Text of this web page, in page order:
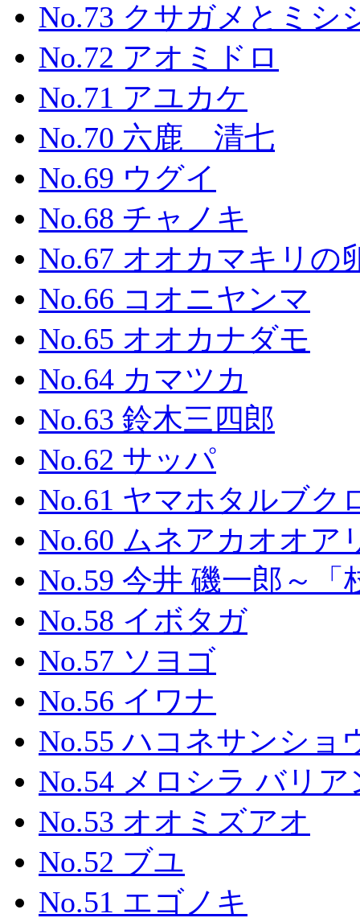
No.73 クサガメとミシ
No.72 アオミドロ
No.71 アユカケ
No.70 六鹿 清七
No.69 ウグイ
No.68 チャノキ
No.67 オオカマキリの
No.66 コオニヤンマ
No.65 オオカナダモ
No.64 カマツカ
No.63 鈴木三四郎
No.62 サッパ
No.61 ヤマホタルブク
No.60 ムネアカオオア
No.59 今井 磯一郎～
No.58 イボタガ
No.57 ソヨゴ
No.56 イワナ
No.55 ハコネサンショ
No.54 メロシラ バリア
No.53 オオミズアオ
No.52 ブユ
No.51 エゴノキ